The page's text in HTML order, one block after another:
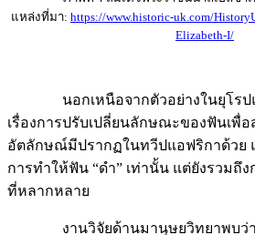
Elizabeth-I/
เรื่องการปรับเปลี่ยนลักษณะของฟันเพื่
อัตลักษณ์มีปรากฏในทวีปแอฟริกาด้วย แ
การทำให้ฟัน “ดำ” เท่านั้น แต่ยังรวมถึ
ที่หลากหลาย
แอฟริกามีการดัดแปลงฟันอย่างตั้งใจ